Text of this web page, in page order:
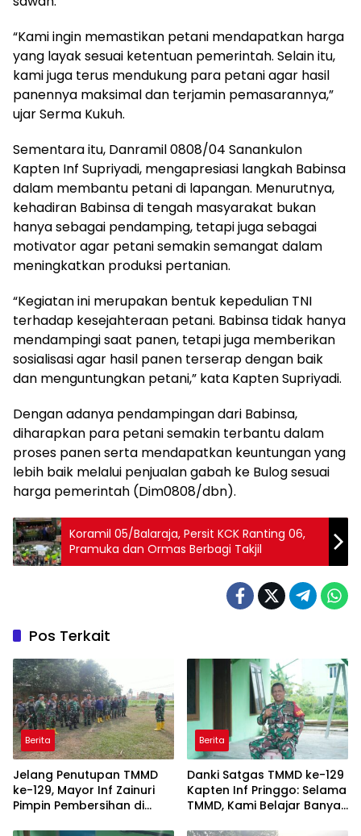
“Kami ingin memastikan petani mendapatkan harga
yang layak sesuai ketentuan pemerintah. Selain itu,
kami juga terus mendukung para petani agar hasil
panennya maksimal dan terjamin pemasarannya,”
ujar Serma Kukuh.
Sementara itu, Danramil 0808/04 Sanankulon
Kapten Inf Supriyadi, mengapresiasi langkah Babinsa
dalam membantu petani di lapangan. Menurutnya,
kehadiran Babinsa di tengah masyarakat bukan
hanya sebagai pendamping, tetapi juga sebagai
motivator agar petani semakin semangat dalam
meningkatkan produksi pertanian.
“Kegiatan ini merupakan bentuk kepedulian TNI
terhadap kesejahteraan petani. Babinsa tidak hanya
mendampingi saat panen, tetapi juga memberikan
sosialisasi agar hasil panen terserap dengan baik
dan menguntungkan petani,” kata Kapten Supriyadi.
Dengan adanya pendampingan dari Babinsa,
diharapkan para petani semakin terbantu dalam
proses panen serta mendapatkan keuntungan yang
lebih baik melalui penjualan gabah ke Bulog sesuai
harga pemerintah (Dim0808/dbn).
Koramil 05/Balaraja, Persit KCK Ranting 06,
Pramuka dan Ormas Berbagi Takjil
Pos Terkait
Berita
Jelang Penutupan TMMD
ke-129, Mayor Inf Zainuri
Pimpin Pembersihan di
Berita
Danki Satgas TMMD ke-129
Kapten Inf Pringgo: Selama
TMMD, Kami Belajar Banyak